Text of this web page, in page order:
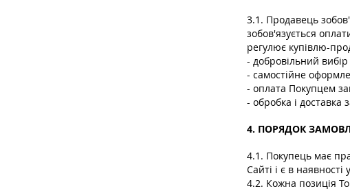
3.1. Продавець
зобов'язується
регулює купівлю-
- добровільний
- самостійне
- оплата Покупцем
- обробка і доставка
4. ПОРЯДОК
4.1. Покупець має
Сайті і є в
4.2. Кожна позиція